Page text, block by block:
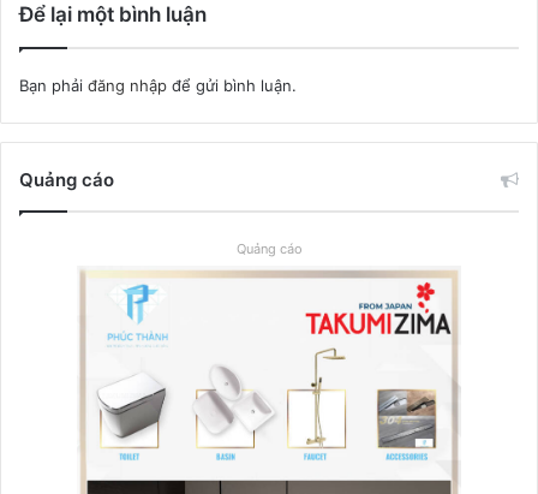
Để lại một bình luận
Bạn phải đăng nhập để gửi bình luận.
Quảng cáo
Quảng cáo